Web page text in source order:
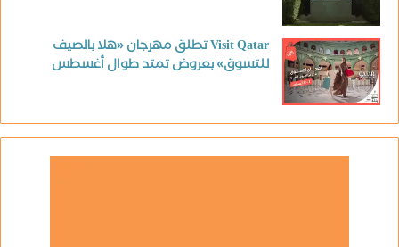
Visit Qatar تطلق مهرجان «هلا بالصيف
للتسوق» بعروض تمتد طوال أغسطس